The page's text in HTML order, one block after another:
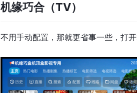
机缘巧合（TV）
不用手动配置，那就更省事一些，打